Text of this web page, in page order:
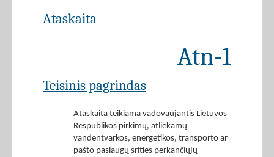
Ataskaita
Atn-1
Teisinis pagrindas
Ataskaita teikiama vadovaujantis Lietuvos
Respublikos pirkimų, atliekamų
vandentvarkos, energetikos, transporto ar
pašto paslaugų srities perkančiųjų